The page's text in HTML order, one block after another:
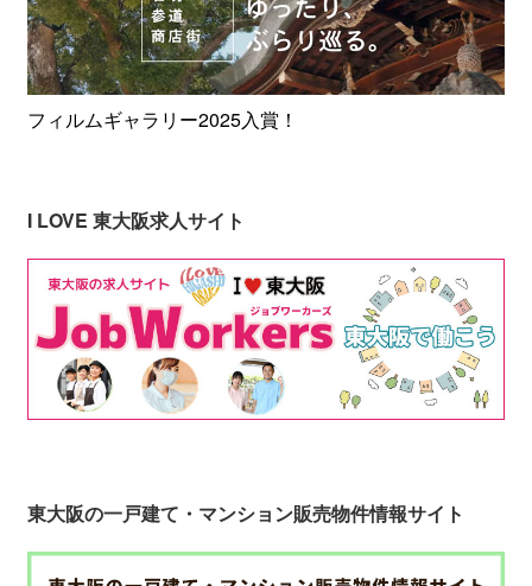
フィルムギャラリー2025入賞！
I LOVE 東大阪求人サイト
東大阪の一戸建て・マンション販売物件情報サイト